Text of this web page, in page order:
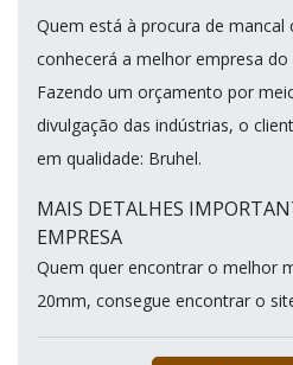
Quem está à procura de
conhecerá a melhor empresa
Fazendo um orçamento por
divulgação das indústrias, o
em qualidade: Bruhel.
MAIS DETALHES
EMPRESA
Quem quer encontrar o melhor
20mm, consegue encontrar o